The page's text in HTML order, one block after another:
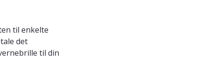
til enkelte
det
til din